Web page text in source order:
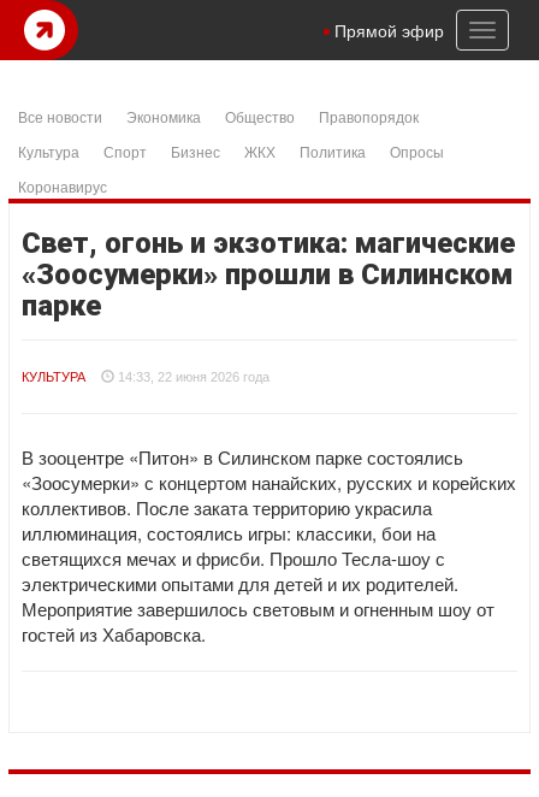
Toggle
Прямой эфир
Все новости Экономика Общество
Правопорядок
Культура
Спорт Бизнес ЖКХ Политика
Опросы
Коронавирус
Свет, огонь и экзотика: магические
«Зоосумерки» прошли в Силинском
парке
КУЛЬТУРА 14:33, 22 июня 2026 года
В зооцентре «Питон» в Силинском парке состоялись
«Зоосумерки» с концертом нанайских, русских и корейских
коллективов. После заката территорию украсила
иллюминация, состоялись игры: классики, бои на
светящихся мечах и фрисби. Прошло Тесла-шоу с
электрическими опытами для детей и их родителей.
Мероприятие завершилось световым и огненным шоу от
гостей из Хабаровска.